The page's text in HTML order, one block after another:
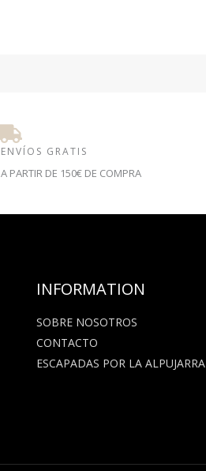
ENVÍOS GRATIS
A PARTIR DE 150€ DE COMPRA
INFORMATION
SOBRE NOSOTROS
CONTACTO
ESCAPADAS POR LA ALPUJARRA